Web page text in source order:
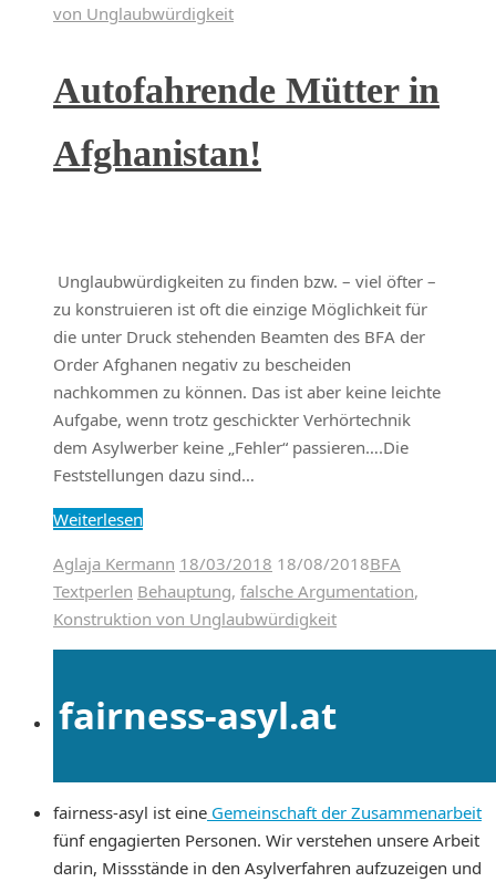
von Unglaubwürdigkeit
Autofahrende Mütter in
Afghanistan!
Unglaubwürdigkeiten zu finden bzw. – viel öfter –
zu konstruieren ist oft die einzige Möglichkeit für
die unter Druck stehenden Beamten des BFA der
Order Afghanen negativ zu bescheiden
nachkommen zu können. Das ist aber keine leichte
Aufgabe, wenn trotz geschickter Verhörtechnik
dem Asylwerber keine „Fehler“ passieren….Die
Feststellungen dazu sind…
Weiterlesen
Aglaja Kermann 18/03/2018 18/08/2018BFA
Textperlen Behauptung, falsche Argumentation,
Konstruktion von Unglaubwürdigkeit
fairness-asyl.at
fairness-asyl ist eine Gemeinschaft der Zusammenarbeit
fünf engagierten Personen. Wir verstehen unsere Arbeit
darin, Missstände in den Asylverfahren aufzuzeigen und